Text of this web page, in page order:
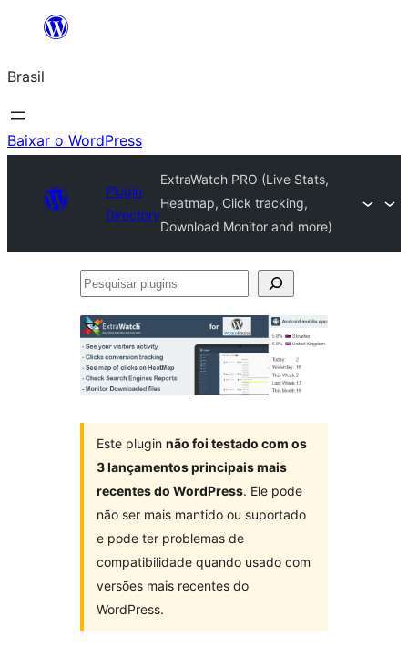
o
conteúdo
Brasil
Baixar o WordPress
Plugin
Directory
ExtraWatch PRO (Live Stats,
Heatmap, Click tracking,
Download Monitor and more)
Pesquisar
Este plugin não foi testado com os
3 lançamentos principais mais
recentes do WordPress. Ele pode
não ser mais mantido ou suportado
e pode ter problemas de
compatibilidade quando usado com
versões mais recentes do
WordPress.